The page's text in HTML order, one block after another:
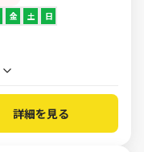
金 土 日
詳細を見る